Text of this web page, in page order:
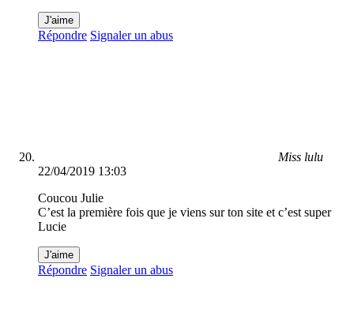
J'aime
Répondre Signaler un abus
Miss lulu
22/04/2019 13:03
Coucou Julie
C’est la première fois que je viens sur ton site et c’est super
Lucie
J'aime
Répondre Signaler un abus